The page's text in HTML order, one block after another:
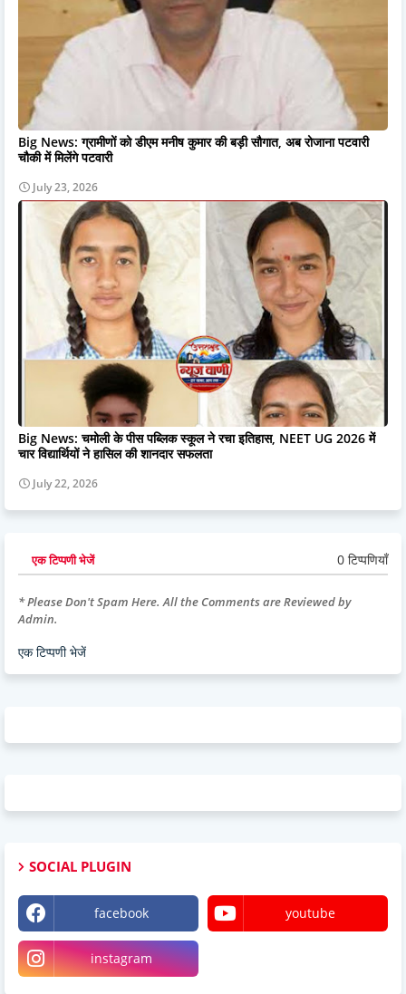
Big News: ग्रामीणों को डीएम मनीष कुमार की बड़ी सौगात, अब रोजाना पटवारी
चौकी में मिलेंगे पटवारी
July 23, 2026
Big News: चमोली के पीस पब्लिक स्कूल ने रचा इतिहास, NEET UG 2026 में
चार विद्यार्थियों ने हासिल की शानदार सफलता
July 22, 2026
एक टिप्पणी भेजें 0 टिप्पणियाँ
* Please Don't Spam Here. All the Comments are Reviewed by
Admin.
एक टिप्पणी भेजें
SOCIAL PLUGIN
facebook youtube
instagram